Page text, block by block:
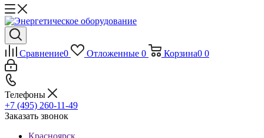
Сравнение0 Отложенные 0 Корзина0 0
Телефоны
+7 (495) 260-11-49
Заказать звонок
Красноярск